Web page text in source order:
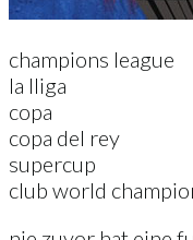
champions league
la lliga
copa
copa del rey
supercup
club world